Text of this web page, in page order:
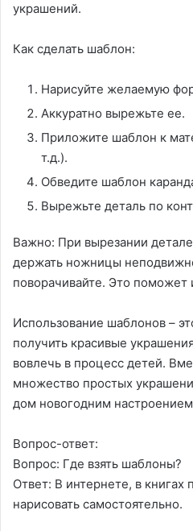
украшений.
Как сделать шаблон:
Нарисуйте желаемую
Аккуратно вырежьте ее.
Приложите шаблон к
т.д.).
Обведите шаблон
Вырежьте деталь по
Важно: При вырезании
держать ножницы
поворачивайте. Это поможет
Использование шаблонов –
получить красивые
вовлечь в процесс детей.
множество простых
дом новогодним
Вопрос-ответ:
Вопрос: Где взять шаблоны?
Ответ: В интернете, в книгах
нарисовать самостоятельно.